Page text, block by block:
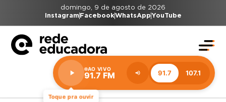
domingo, 9 de agosto de 2026
Instagram FacebookWhatsAppYouTube
Toque pra ouvir
AO VIVO
91.7 FM 91.7 107.1
Estação:
91.7
FM